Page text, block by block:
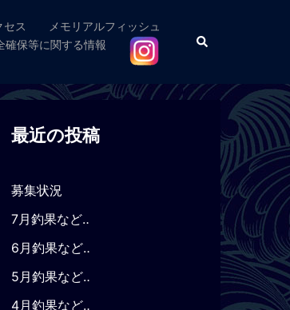
セス
メモリアルフィッシュ
確保等に関する情報
検
索
最近の投稿
募集状況
7月釣果など‥
6月釣果など‥
5月釣果など‥
4月釣果など‥